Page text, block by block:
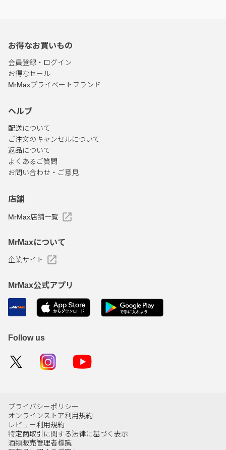
お得なお買いもの
会員登録・ログイン
お得なセール
MrMaxプライベートブランド
ヘルプ
配送について
ご注文のキャンセルについて
返品について
よくあるご質問
お問い合わせ・ご意見
店舗
MrMax店舗一覧
MrMaxについて
企業サイト
MrMax公式アプリ
Follow us
プライバシーポリシー
オンラインストア利用規約
レビュー利用規約
特定商取引に関する法律に基づく表示
酒類販売管理者標識